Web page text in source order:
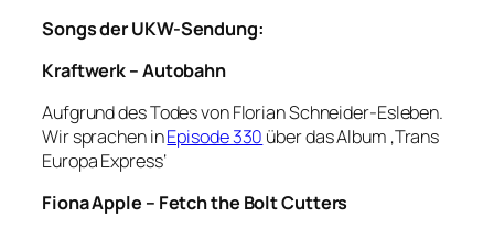
Songs der UKW-Sendung:
Kraftwerk – Autobahn
Aufgrund des Todes von Florian Schneider-Esleben.
Wir sprachen inEpisode 330 über das Album ‚Trans
Europa Express‘
Fiona Apple – Fetch the Bolt Cutters